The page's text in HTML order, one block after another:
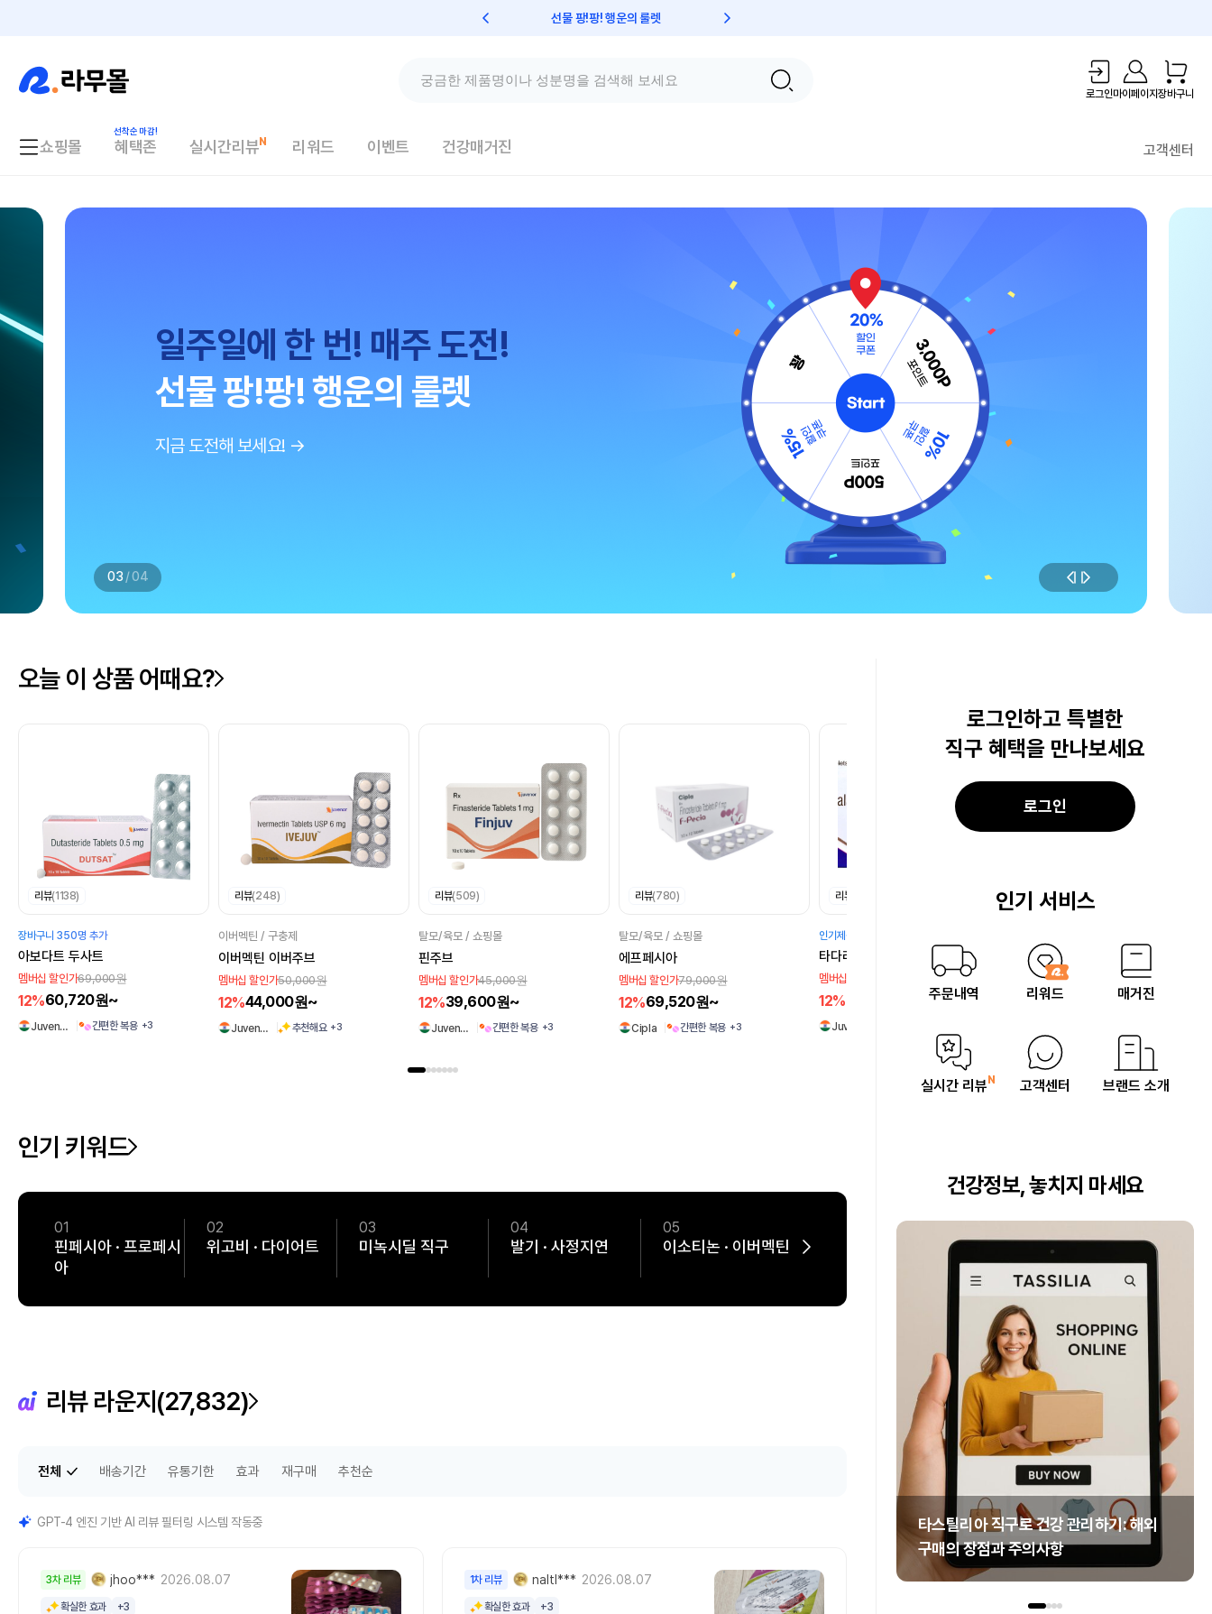
선물 팡!팡! 행운의 룰렛
로그인마이페이지장바구니
쇼핑몰 혜택존 실시간리뷰 리워드 이벤트 건강매거진 고객센터
일주일에 한 번! 매주 도전!
선물 팡!팡! 행운의 룰렛
지금 도전해 보세요! →
03 /04
오늘 이 상품 어때요?
리뷰(1138)
장바구니 350명 추가
아보다트 두사트
멤버십 할인가69,000원
12%60,720원~
Juven… 간편한 복용 +3
리뷰(248)
이버멕틴 / 구충제
이버멕틴 이버주브
멤버십 할인가50,000원
12%44,000원~
Juven… 추천해요 +3
리뷰(509)
탈모/육모 / 쇼핑몰
핀주브
멤버십 할인가45,000원
12%39,600원~
Juven… 간편한 복용 +3
리뷰(780)
탈모/육모 / 쇼핑몰
에프페시아
멤버십 할인가79,000원
12%69,520원~
Cipla 간편한 복용 +3
리뷰
인기제품
타다라필 타다주브
멤버십 할인가
12%
Juven…
리뷰 (1274)
탈모/육모 / 쇼핑몰
Cipla
인기 키워드
01
핀페시아 · 프로페시
아
02
위고비 · 다이어트
03
미녹시딜 직구
04
발기 · 사정지연
05
이소티논 · 이버멕틴
리뷰 라운지(27,832)
전체 배송기간 유통기한 효과 재구매 추천순
GPT-4 엔진 기반 AI 리뷰 필터링 시스템 작동중
3차 리뷰 jhoo*** 2026.08.07
확실한 효과 +3
1차 리뷰 naltl*** 2026.08.07
확실한 효과 +3
1차 리뷰 goom1*** 2026.08.06
로그인하고 특별한
직구 혜택을 만나보세요
로그인
인기 서비스
주문내역 리워드 매거진
실시간 리뷰 고객센터 브랜드 소개
건강정보, 놓치지 마세요
타스틸리아 직구로 건강 관리하기: 해외
구매의 장점과 주의사항